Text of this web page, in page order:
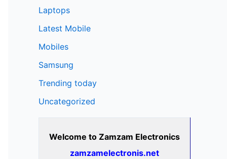
Laptops
Latest Mobile
Mobiles
Samsung
Trending today
Uncategorized
Welcome to Zamzam Electronics
zamzamelectronis.net